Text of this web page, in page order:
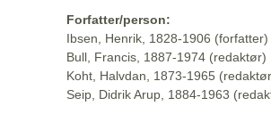
Forfatter/person:
Ibsen, Henrik, 1828-1906 (forfatter)
Bull, Francis, 1887-1974 (redaktør)
Koht, Halvdan, 1873-1965
Seip, Didrik Arup, 1884-1963